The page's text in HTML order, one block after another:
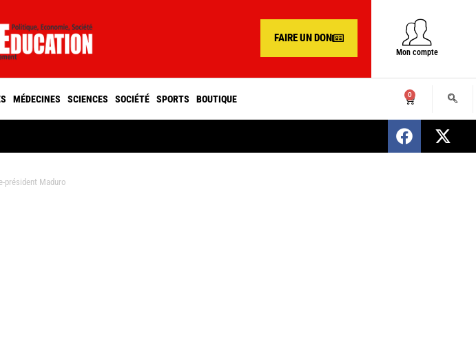
FAIRE UN DON
Mon compte
MÉDECINES SCIENCES SOCIÉTÉ SPORTS BOUTIQUE 0
SENEGAL : Nomination d’un nouveau
président Maduro